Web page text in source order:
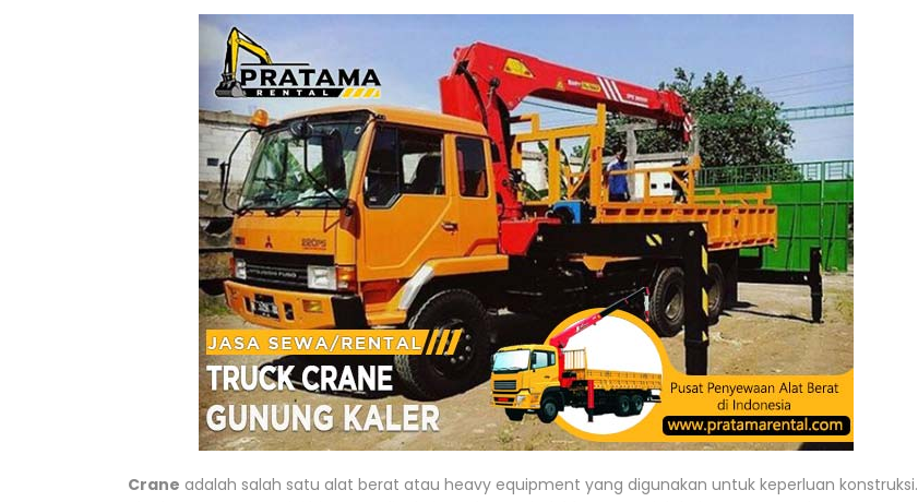
Crane adalah salah satu alat berat atau heavy equipment yang digunakan untuk keperluan konstruksi.